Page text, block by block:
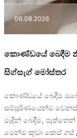
06.08.2026
කොණ්ඩයේ බෙදීම
සිග්සැග් මෝස්තර
කොණ්ඩයේ බෙදීම
සම්පූර්ණයෙන්ම වෙනස්
මැදින් බෙදීම,
මෙන්ම කුඩා කෙස්